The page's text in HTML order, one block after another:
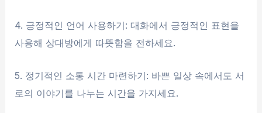
4. 긍정적인 언어 사용하기: 대화에서 긍정적인 표현을
사용해 상대방에게 따뜻함을 전하세요.
5. 정기적인 소통 시간 마련하기: 바쁜 일상 속에서도 서
로의 이야기를 나누는 시간을 가지세요.